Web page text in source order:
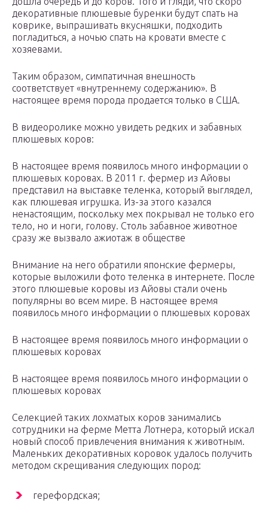
декоративные плюшевые буренки будут спать на
коврике, выпрашивать вкусняшки, подходить
погладиться, а ночью спать на кровати вместе с
хозяевами.
Таким образом, симпатичная внешность
соответствует «внутреннему содержанию». В
настоящее время порода продается только в США.
В видеоролике можно увидеть редких и забавных
плюшевых коров:
В настоящее время появилось много информации о
плюшевых коровах. В 2011 г. фермер из Айовы
представил на выставке теленка, который выглядел,
как плюшевая игрушка. Из-за этого казался
ненастоящим, поскольку мех покрывал не только его
тело, но и ноги, голову. Столь забавное животное
сразу же вызвало ажиотаж в обществе
Внимание на него обратили японские фермеры,
которые выложили фото теленка в интернете. После
этого плюшевые коровы из Айовы стали очень
популярны во всем мире. В настоящее время
появилось много информации о плюшевых коровах
В настоящее время появилось много информации о
плюшевых коровах
В настоящее время появилось много информации о
плюшевых коровах
Селекцией таких лохматых коров занимались
сотрудники на ферме Метта Лотнера, который искал
новый способ привлечения внимания к животным.
Маленьких декоративных коровок удалось получить
методом скрещивания следующих пород:
герефордская;